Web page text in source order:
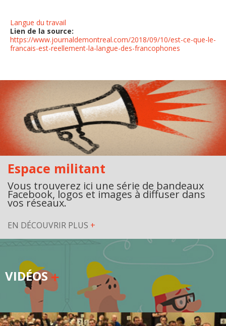
Langue du travail
Lien de la source:
https://www.journaldemontreal.com/2018/09/10/est-ce-que-le-
francais-est-reellement-la-langue-des-francophones
Espace militant
Vous trouverez ici une série de bandeaux
Facebook, logos et images à diffuser dans
vos réseaux.
EN DÉCOUVRIR PLUS +
VIDÉOS